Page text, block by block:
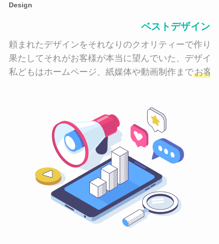
Design
ベストデザイン
頼まれたデザインをそれなりのクオリティーで作り
果たしてそれがお客様が本当に望んでいた、デザイ
私どもはホームページ、紙媒体や動画制作までお客